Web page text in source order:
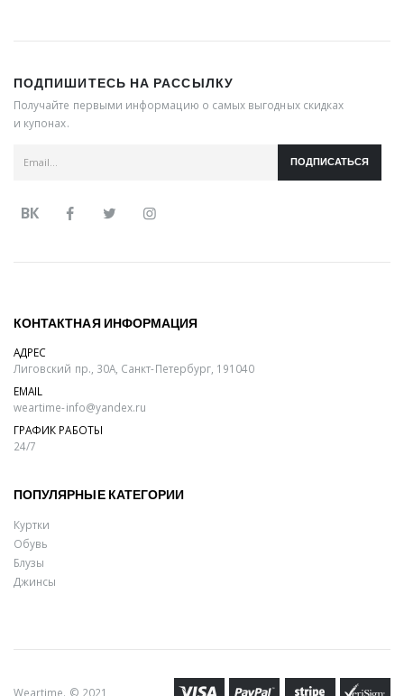
ПОДПИШИТЕСЬ НА РАССЫЛКУ
Получайте первыми информацию о самых выгодных скидках
и купонах.
ПОДПИСАТЬСЯ
ВК
КОНТАКТНАЯ ИНФОРМАЦИЯ
АДРЕС
Лиговский пр., 30А, Санкт-Петербург, 191040
EMAIL
weartime-info@yandex.ru
ГРАФИК РАБОТЫ
24/7
ПОПУЛЯРНЫЕ КАТЕГОРИИ
Куртки
Обувь
Блузы
Джинсы
Weartime. © 2021